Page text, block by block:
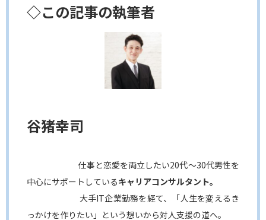
◇この記事の執筆者
谷猪幸司
仕事と恋愛を両立したい20代〜30代男性を
中心にサポートしているキャリアコンサルタント。
大手IT企業勤務を経て、「人生を変えるき
っかけを作りたい」という想いから対人支援の道へ。